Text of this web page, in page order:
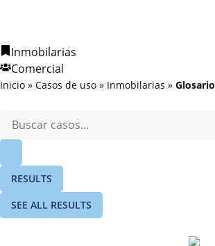
Inmobilarias
Comercial
Inicio » Casos de uso » Inmobilarias »
RESULTS
SEE ALL RESULTS